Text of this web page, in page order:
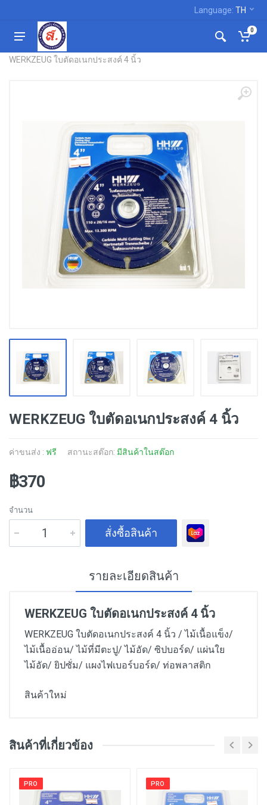
Language: TH
0
ใบตัด ใบเจียร ใบขัด ใบปัด ใบเลื่อย
WERKZEUG ใบตัดอเนกประสงค์ 4 นิ้ว
WERKZEUG ใบตัดอเนกประสงค์ 4 นิ้ว
ค่าขนส่ง : ฟรี สถานะสต๊อก: มีสินค้าในสต๊อก
฿370
จำนวน
สั่งซื้อสินค้า
รายละเอียดสินค้า
WERKZEUG ใบตัดอเนกประสงค์ 4 นิ้ว
WERKZEUG ใบตัดอเนกประสงค์ 4 นิ้ว / ไม้เนื้อแข็ง/
ไม้เนื้ออ่อน/ ไม้ที่มีตะปู/ ไม้อัด/ ซิปบอร์ด/ แผ่นใย
ไม้อัด/ ยิปซั่ม/ แผงไฟเบอร์บอร์ด/ ท่อพลาสติก
สินค้าใหม่
สินค้าที่เกี่ยวข้อง
PRO PRO